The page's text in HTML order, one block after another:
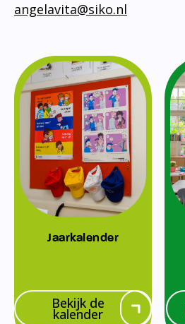
angelavita@siko.nl
Jaarkalender
Bekijk de
kalender